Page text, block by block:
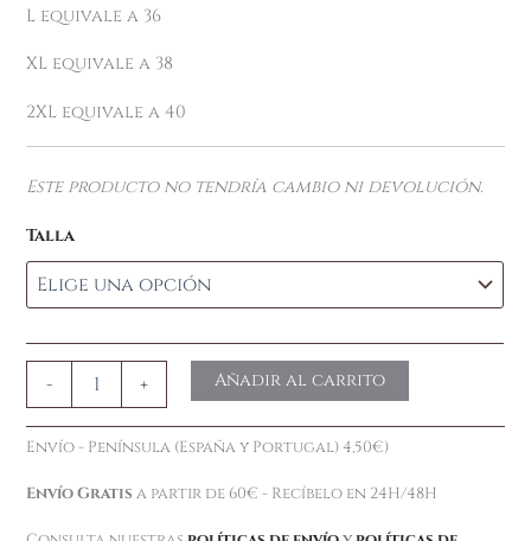
L equivale a 36
XL equivale a 38
2XL equivale a 40
Este producto no tendría cambio ni devolución.
Talla
- + Añadir al carrito
Envío - Península (España y Portugal) 4,50€)
Envío Gratis a partir de 60€ - Recíbelo en 24H/48H